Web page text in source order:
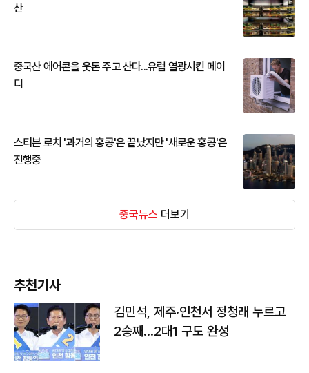
산
중국산 에어콘을 웃돈 주고 산다...유럽 열광시킨 메이
디
스티븐 로치 '과거의 홍콩'은 끝났지만 '새로운 홍콩'은
진행중
중국뉴스 더보기
추천기사
김민석, 제주·인천서 정청래 누르고
2승째…2대1 구도 완성